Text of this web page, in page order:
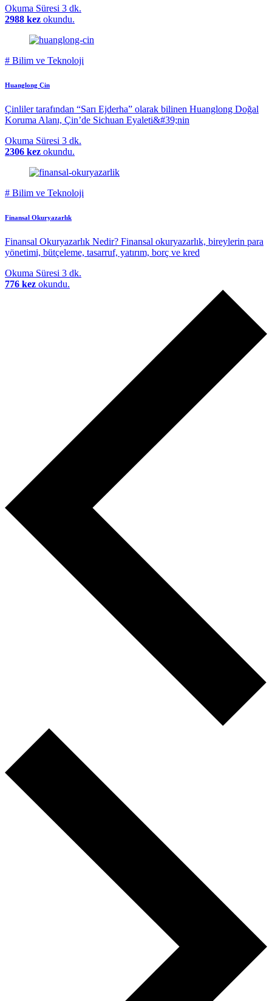
Okuma Süresi 3 dk.
2988 kez okundu.
# Bilim ve Teknoloji
Huanglong Çin
Çinliler tarafından “Sarı Ejderha” olarak bilinen Huanglong Doğal
Koruma Alanı, Çin’de Sichuan Eyaleti&#39;nin
Okuma Süresi 3 dk.
2306 kez okundu.
# Bilim ve Teknoloji
Finansal Okuryazarlık
Finansal Okuryazarlık Nedir? Finansal okuryazarlık, bireylerin para
yönetimi, bütçeleme, tasarruf, yatırım, borç ve kred
Okuma Süresi 3 dk.
776 kez okundu.